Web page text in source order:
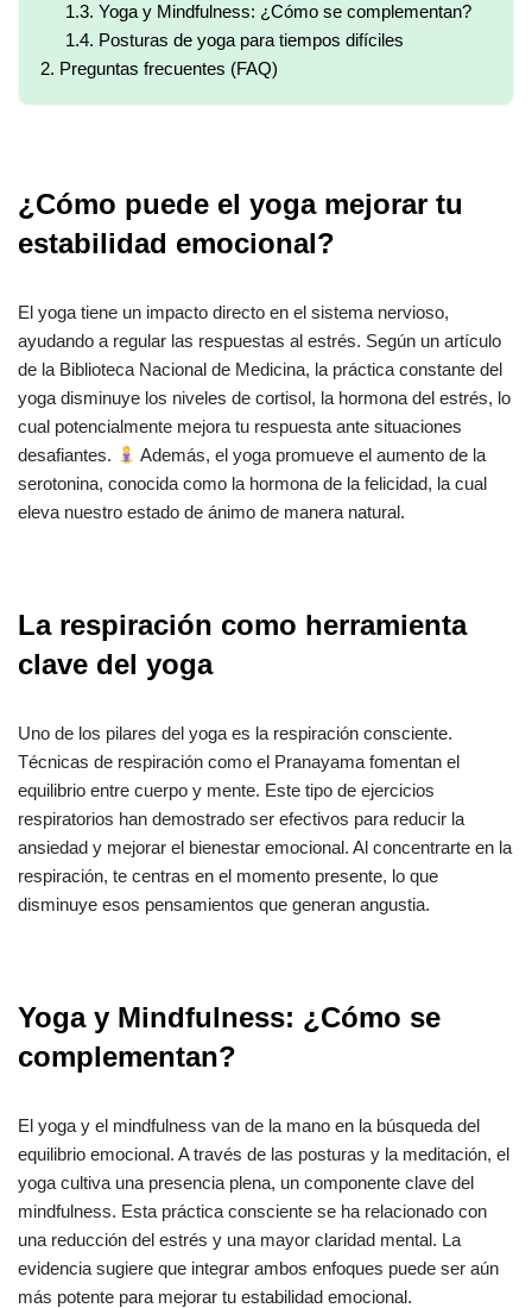
1.3. Yoga y Mindfulness: ¿Cómo se complementan?
1.4. Posturas de yoga para tiempos difíciles
2. Preguntas frecuentes (FAQ)
¿Cómo puede el yoga mejorar tu
estabilidad emocional?
El yoga tiene un impacto directo en el sistema nervioso,
ayudando a regular las respuestas al estrés. Según un artículo
de la Biblioteca Nacional de Medicina, la práctica constante del
yoga disminuye los niveles de cortisol, la hormona del estrés, lo
cual potencialmente mejora tu respuesta ante situaciones
desafiantes.
Además, el yoga promueve el aumento de la
serotonina, conocida como la hormona de la felicidad, la cual
eleva nuestro estado de ánimo de manera natural.
La respiración como herramienta
clave del yoga
Uno de los pilares del yoga es la respiración consciente.
Técnicas de respiración como el Pranayama fomentan el
equilibrio entre cuerpo y mente. Este tipo de ejercicios
respiratorios han demostrado ser efectivos para reducir la
ansiedad y mejorar el bienestar emocional. Al concentrarte en la
respiración, te centras en el momento presente, lo que
disminuye esos pensamientos que generan angustia.
Yoga y Mindfulness: ¿Cómo se
complementan?
El yoga y el mindfulness van de la mano en la búsqueda del
equilibrio emocional. A través de las posturas y la meditación, el
yoga cultiva una presencia plena, un componente clave del
mindfulness. Esta práctica consciente se ha relacionado con
una reducción del estrés y una mayor claridad mental. La
evidencia sugiere que integrar ambos enfoques puede ser aún
más potente para mejorar tu estabilidad emocional.